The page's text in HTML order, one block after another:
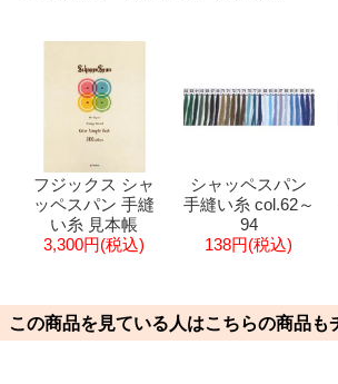
フジックス シャ
ッペスパン 手縫
い糸 見本帳
3,300円(税込)
シャッペスパン
手縫い糸 col.62～
94
138円(税込)
この商品を見ている人はこちらの商品も